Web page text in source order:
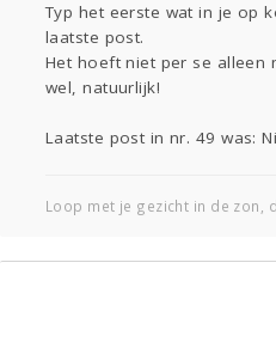
Sport
Contact
Gevraagd
Lezen
Typ het eerste wat in je op
laatste post.
Het hoeft niet per se alleen
wel, natuurlijk!
Laatste post in nr. 49 was:
Loop met je gezicht in de zon,